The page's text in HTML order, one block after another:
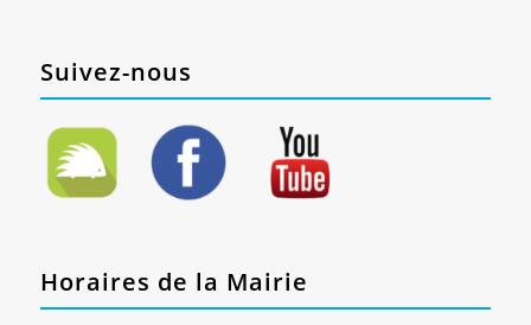
Suivez-nous
Horaires de la Mairie